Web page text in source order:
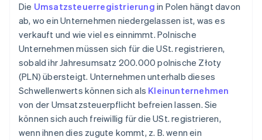
Die Umsatzsteuerregistrierung in Polen hängt davon
ab, wo ein Unternehmen niedergelassen ist, was es
verkauft und wie viel es einnimmt. Polnische
Unternehmen müssen sich für die USt. registrieren,
sobald ihr Jahresumsatz 200.000 polnische Złoty
(PLN) übersteigt. Unternehmen unterhalb dieses
Schwellenwerts können sich als Kleinunternehmen
von der Umsatzsteuerpflicht befreien lassen. Sie
können sich auch freiwillig für die USt. registrieren,
wenn ihnen dies zugute kommt, z. B. wenn ein